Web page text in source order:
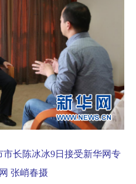
市长陈冰冰9日接受新华网专
张峭春摄